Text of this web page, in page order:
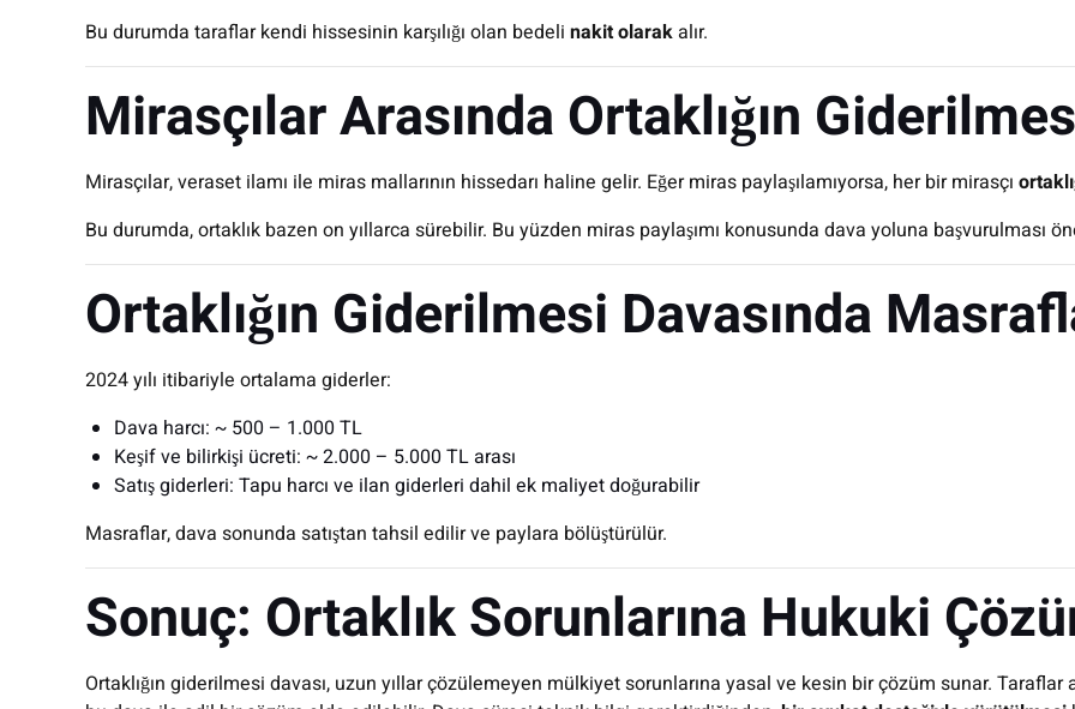
Bu durumda taraflar kendi hissesinin karşılığı olan bedeli nakit olarakalır.
Mirasçılar Arasında Ortaklığın
Mirasçılar, veraset ilamı ile miras mallarının hissedarı haline gelir. Eğer miras paylaşılamıyorsa, her bir mirasçı
Bu durumda, ortaklık bazen on yıllarca sürebilir. Bu yüzden miras paylaşımı konusunda dava yoluna başvurulması
Ortaklığın Giderilmesi Davasında
2024 yılı itibariyle ortalama giderler:
Dava harcı: ~ 500 – 1.000 TL
Keşif ve bilirkişi ücreti: ~ 2.000 – 5.000 TL arası
Satış giderleri: Tapu harcı ve ilan giderleri dahil ek maliyet doğurabilir
Masraflar, dava sonunda satıştan tahsil edilir ve paylara bölüştürülür.
Sonuç: Ortaklık Sorunlarına Hukuki
Ortaklığın giderilmesi davası, uzun yıllar çözülemeyen mülkiyet sorunlarına yasal ve kesin bir çözüm sunar. Taraflar